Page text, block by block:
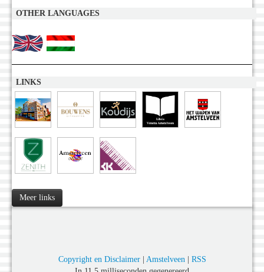
OTHER LANGUAGES
LINKS
Meer links
Copyright en Disclaimer| Amstelveen | RSS